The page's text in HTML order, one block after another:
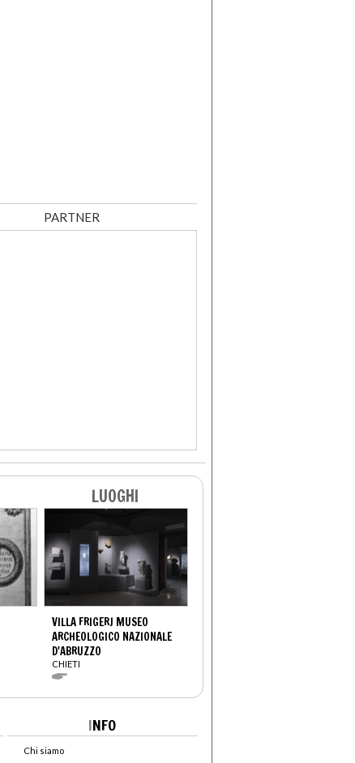
PARTNER
LUOGHI
VILLA FRIGERJ MUSEO
ARCHEOLOGICO NAZIONALE
D'ABRUZZO
CHIETI
INFO
Chi siamo